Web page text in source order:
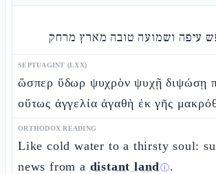
עיפה ושמועה טובה מארץ מרחק
SEPTUAGINT (LXX)
ὥσπερ ὕδωρ ψυχρὸν ψυχῇ διψώσῃ
οὕτως ἀγγελία ἀγαθὴ ἐκ γῆς
ORTHODOX READING
Like cold water to a thirsty soul:
news from a distant landⓘ.